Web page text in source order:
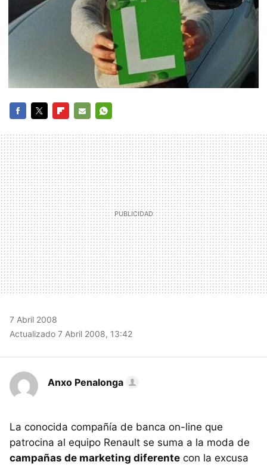
MAIL
7 Abril 2008
Actualizado 7 Abril 2008, 13:42
Anxo Penalonga
La conocida compañía de banca on-line que
patrocina al equipo Renault se suma a la moda de
campañas de marketing diferente con la excusa